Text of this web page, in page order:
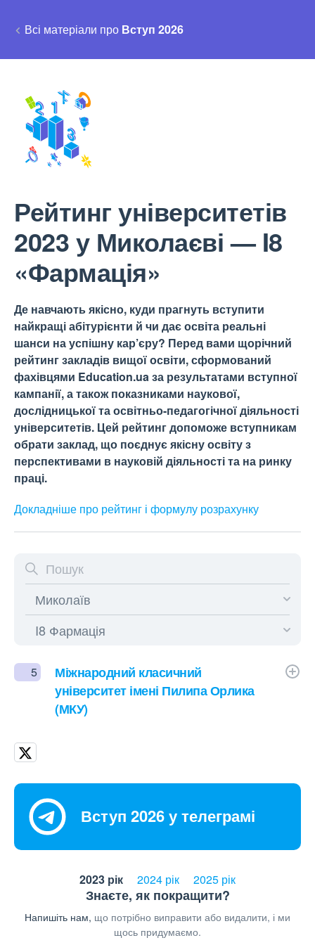
Всі матеріали про Вступ 2026
Рейтинг університетів
2023 у Миколаєві — I8
«Фармація»
Де навчають якісно, куди прагнуть вступити
найкращі абітурієнти й чи дає освіта реальні
шанси на успішну кар’єру? Перед вами щорічний
рейтинг закладів вищої освіти, сформований
фахівцями Education.ua за результатами вступної
кампанії, а також показниками наукової,
дослідницької та освітньо-педагогічної діяльності
університетів. Цей рейтинг допоможе вступникам
обрати заклад, що поєднує якісну освіту з
перспективами в науковій діяльності та на ринку
праці.
Докладніше про рейтинг і формулу розрахунку
5
Міжнародний класичний
університет імені Пилипа Орлика
(МКУ)
Вступ 2026 у телеграмі
2023 рік 2024 рік 2025 рік
Знаєте, як покращити?
Напишіть нам, що потрібно виправити або видалити, і ми
щось придумаємо.